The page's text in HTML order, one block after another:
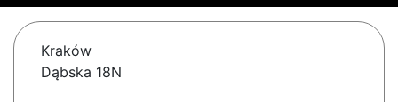
Kraków
Dąbska 18N